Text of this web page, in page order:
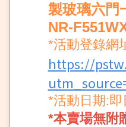
製玻璃六門
NR-
*活動登錄網
https://
*活動日期:即
*本賣場無附